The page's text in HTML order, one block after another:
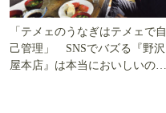
「テメェのうなぎはテメェで自
己管理」 SNSでバズる『野沢
屋本店』は本当においしいの